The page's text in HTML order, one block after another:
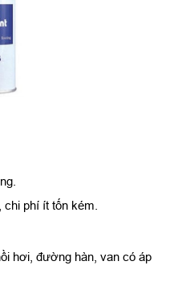
phí ít tốn kém.
hơi, đường hàn, van có áp